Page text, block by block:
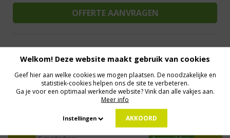
Al 15 jaar de meest orginele Giveaways Direct Contact
We know logistics Op maat gemaakt Meer dan 500.000 artikelen
MELD JE AAN VOOR ONZE NIEUWSBRIEF
Profiteer van deals en een dosis inspiratie!
Welkom! Deze website maakt gebruik van cookies
Geef hier aan welke cookies we mogen plaatsen. De noodzakelijke en
statistiek-cookies helpen ons de site te verbeteren.
Ga je voor een optimaal werkende website? Vink dan alle vakjes aan.
Meer info
Instellingen AKKOORD